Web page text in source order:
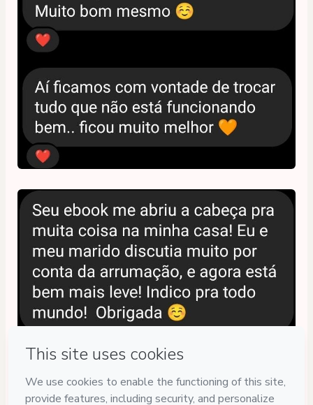
Your information is 100% secure